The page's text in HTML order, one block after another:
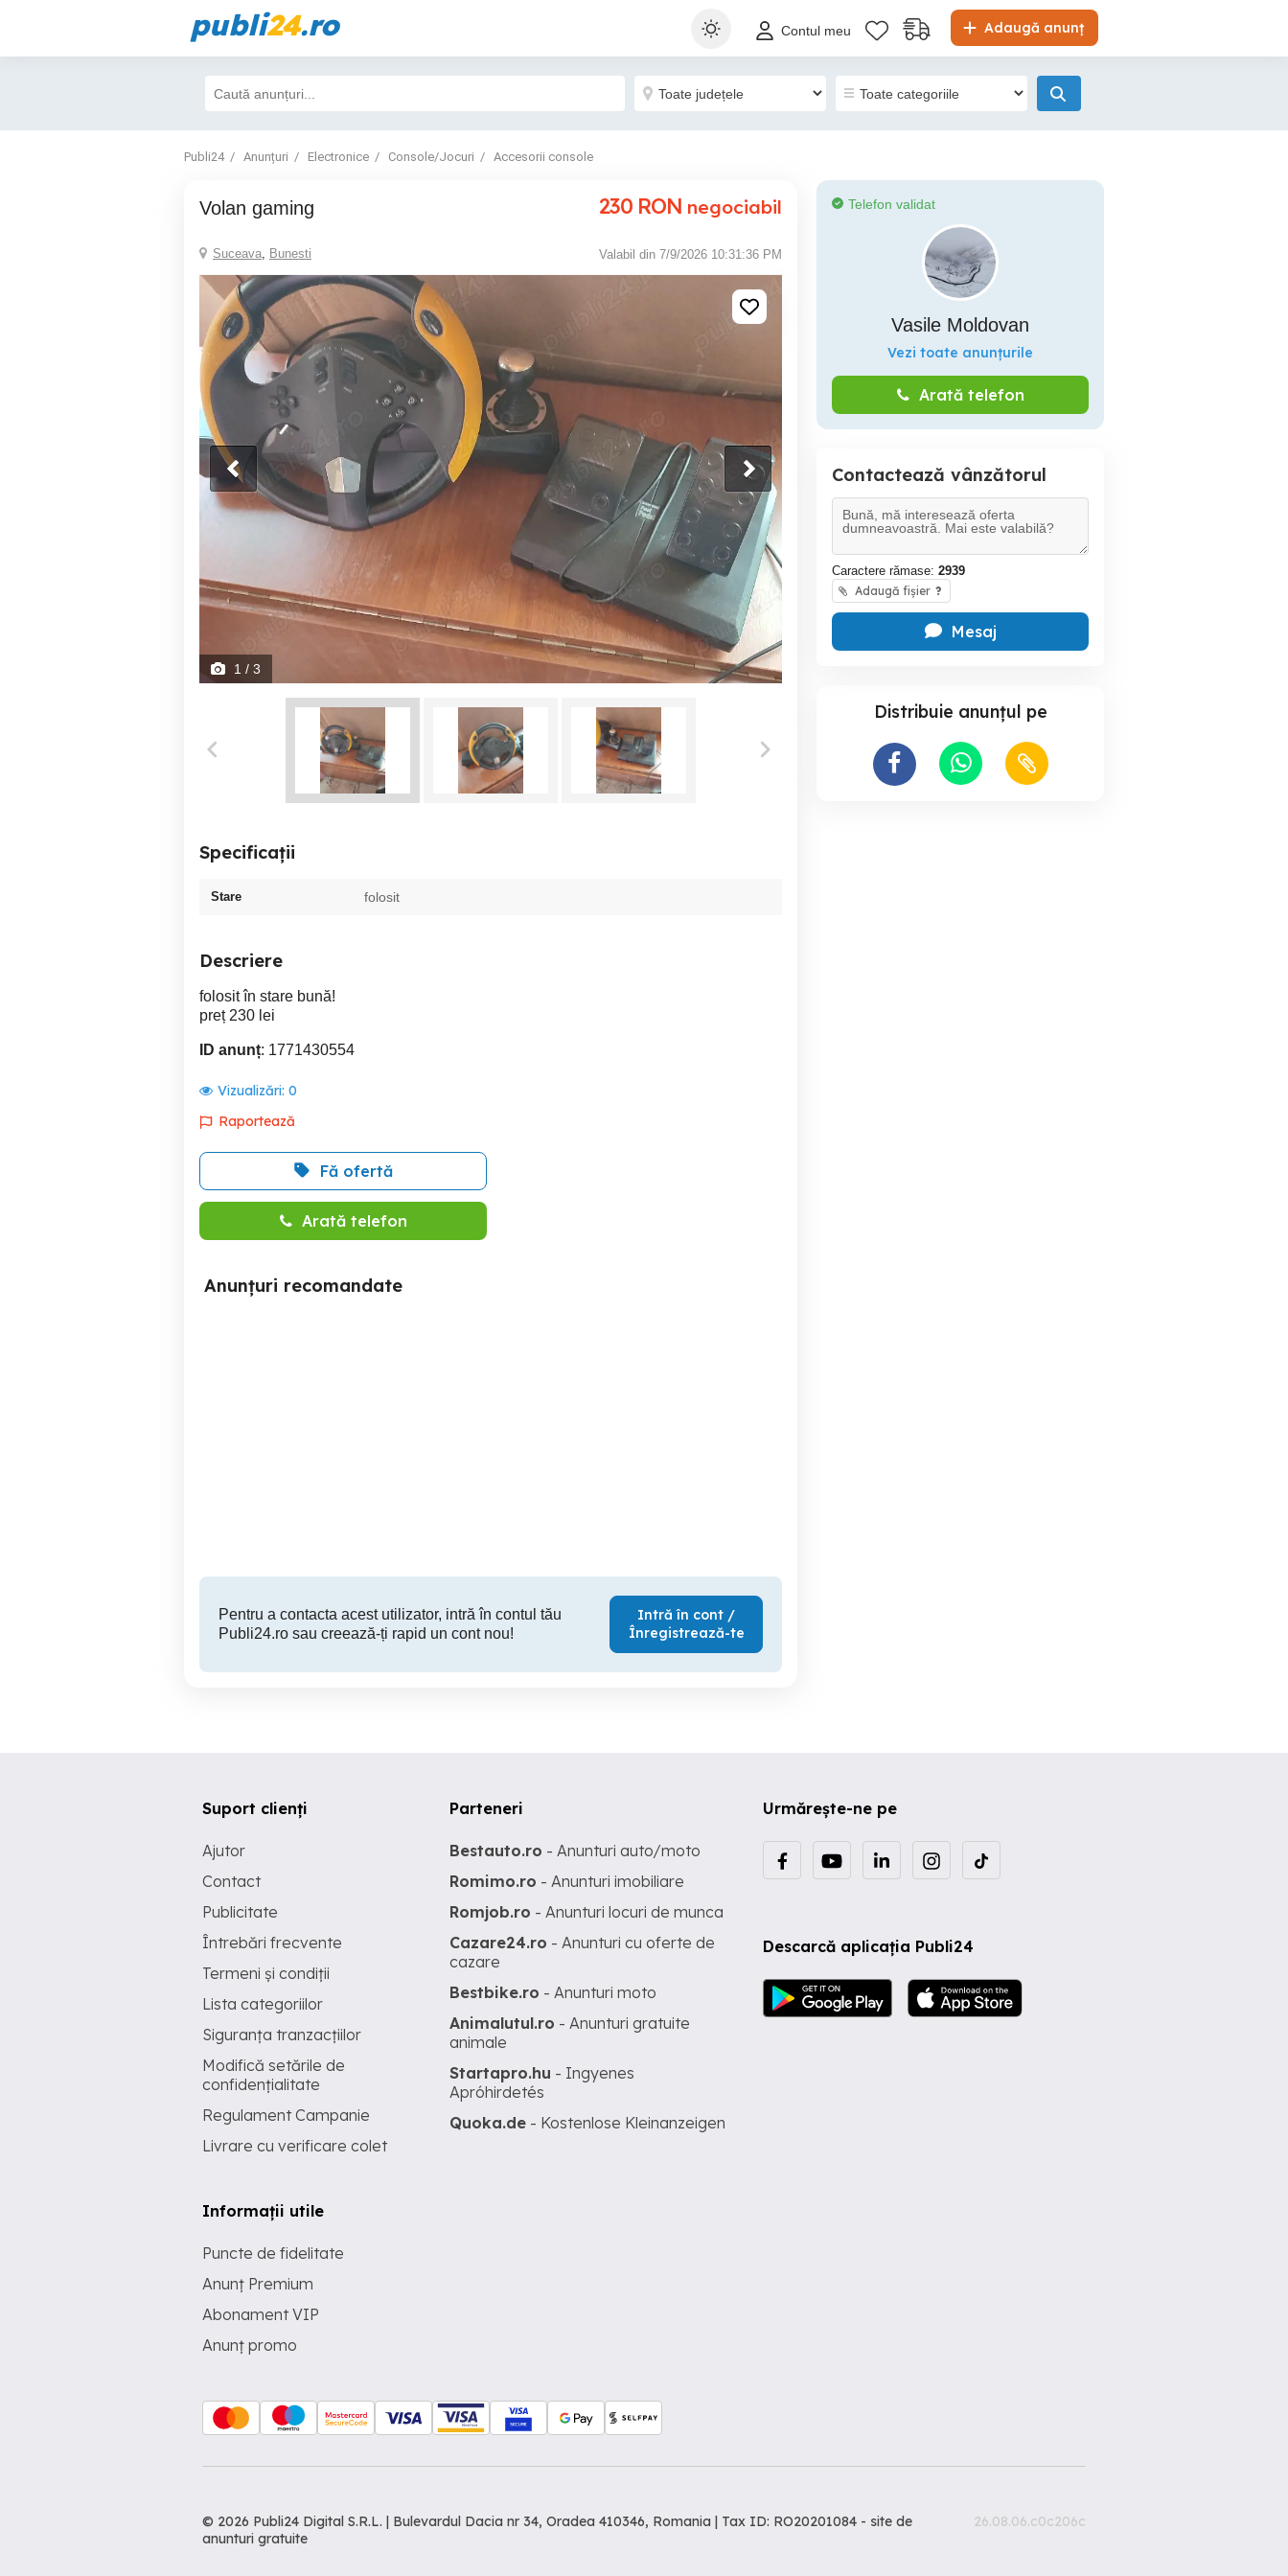
publi24.ro Adaugă anunț
Contul meu
Publi24 Anunțuri Electronice Console/Jocuri Accesorii console
volan gaming 230 RON negociabil
Suceava, Bunesti Valabil din 7/9/2026 10:31:36 PM
1 / 3
Specificații
Stare folosit
Descriere
folosit în stare bună!
preț 230 lei
ID anunț: 1771430554
Vizualizări: 0
Raportează
Fă ofertă
Arată telefon
Anunțuri recomandate
Pentru a contacta acest utilizator, intră în contul tău
Publi24.ro sau creează-ți rapid un cont nou!
Intră în cont /
Înregistrează-te
Telefon validat
Vasile Moldovan
Vezi toate anunțurile
Arată telefon
Contactează vânzătorul
Caractere rămase: 2939
Adaugă fișier ?
Mesaj
Distribuie anunțul pe
Urmărește-ne pe
Descarcă aplicația Publi24
Suport clienți
Ajutor
Contact
Publicitate
Întrebări frecvente
Termeni și condiții
Lista categoriilor
Siguranța tranzacțiilor
Modifică setările de
confidențialitate
Regulament Campanie
Livrare cu verificare colet
Informații utile
Puncte de fidelitate
Anunț Premium
Abonament VIP
Anunț promo
Parteneri
Bestauto.ro - Anunturi auto/moto
Romimo.ro - Anunturi imobiliare
Romjob.ro - Anunturi locuri de munca
Cazare24.ro - Anunturi cu oferte de
cazare
Bestbike.ro - Anunturi moto
Animalutul.ro - Anunturi gratuite
animale
Startapro.hu - Ingyenes
Apróhirdetés
Quoka.de - Kostenlose Kleinanzeigen
© 2026 Publi24 Digital S.R.L. | Bulevardul Dacia nr 34, Oradea 410346, Romania | Tax ID: RO20201084 - site de
anunturi gratuite
26.08.06.c0c206c